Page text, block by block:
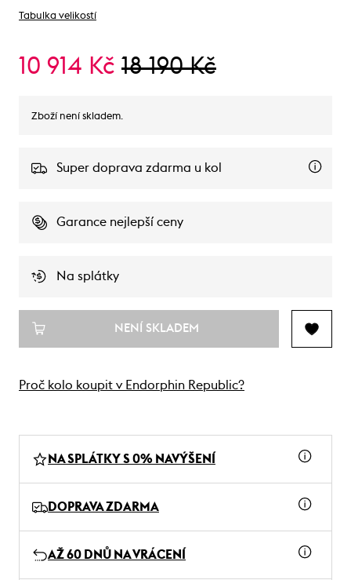
Tabulka velikostí
10 914 Kč 18 190 Kč
Zboží není skladem.
Super doprava zdarma u kol
Garance nejlepší ceny
Na splátky
NENÍ SKLADEM
Proč kolo koupit v Endorphin Republic?
NA SPLÁTKY S 0% NAVÝŠENÍ
DOPRAVA ZDARMA
AŽ 60 DNŮ NA VRÁCENÍ